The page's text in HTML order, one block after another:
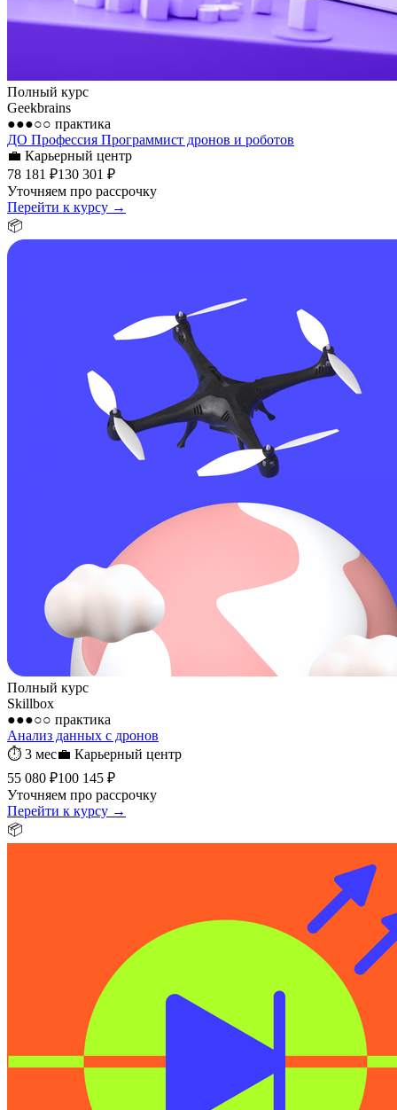
Полный курс
Geekbrains
●●●○○ практика
ДО Профессия Программист дронов и роботов
💼 Карьерный центр
78 181 ₽130 301 ₽
Уточняем про рассрочку
Перейти к курсу →
📦
Полный курс
Skillbox
●●●○○ практика
Анализ данных с дронов
⏱ 3 мес💼 Карьерный центр
55 080 ₽100 145 ₽
Уточняем про рассрочку
Перейти к курсу →
📦